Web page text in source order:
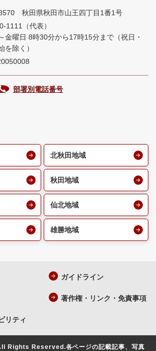
秋田県秋田市山王四丁目1番1号
1111（代表）
金曜日 8時30分から17時15分まで （祝日・
を除く）
部署別電話番号
北秋田地域
秋田地域
仙北地域
雄勝地域
ガイドライン
著作権・リンク・免責事項
リティ
Rights Reserved.各ページの記載記事、写真